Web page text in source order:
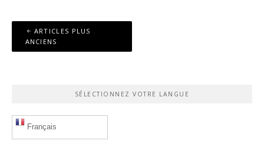
Navigation
des
ARTICLES PLUS
ANCIENS
SÉLECTIONNEZ VOTRE LANGUE
Français